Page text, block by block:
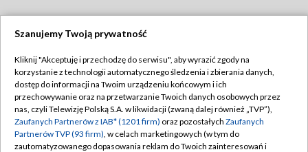
TVP
Abonament TVP
Emisja w TVP
Centrum informacji TVP
Regulamin TVP
Polityka prywatności
Moje zgody
Szanujemy Twoją prywatność
Kliknij "Akceptuję i przechodzę do serwisu", aby wyrazić zgody na
korzystanie z technologii automatycznego śledzenia i zbierania danych,
dostęp do informacji na Twoim urządzeniu końcowym i ich
przechowywanie oraz na przetwarzanie Twoich danych osobowych przez
nas, czyli Telewizję Polską S.A. w likwidacji (zwaną dalej również „TVP”),
Zaufanych Partnerów z IAB* (1201 firm) oraz pozostałych Zaufanych
Partnerów TVP (93 firm), w celach marketingowych (w tym do
zautomatyzowanego dopasowania reklam do Twoich zainteresowań i